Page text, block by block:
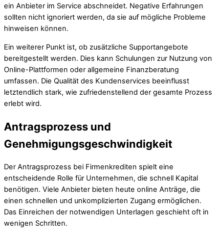
ein Anbieter im Service abschneidet. Negative Erfahrungen
sollten nicht ignoriert werden, da sie auf mögliche Probleme
hinweisen können.
Ein weiterer Punkt ist, ob zusätzliche Supportangebote
bereitgestellt werden. Dies kann Schulungen zur Nutzung von
Online-Plattformen oder allgemeine Finanzberatung
umfassen. Die Qualität des Kundenservices beeinflusst
letztendlich stark, wie zufriedenstellend der gesamte Prozess
erlebt wird.
Antragsprozess und
Genehmigungsgeschwindigkeit
Der Antragsprozess bei Firmenkrediten spielt eine
entscheidende Rolle für Unternehmen, die schnell Kapital
benötigen. Viele Anbieter bieten heute online Anträge, die
einen schnellen und unkomplizierten Zugang ermöglichen.
Das Einreichen der notwendigen Unterlagen geschieht oft in
wenigen Schritten.